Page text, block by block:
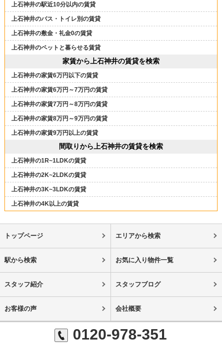
上石神井の駅近10分以内の賃貸
上石神井のバス・トイレ別の賃貸
上石神井の敷金・礼金0の賃貸
上石神井のペットと暮らせる賃貸
家賃から上石神井の賃貸を検索
上石神井の家賃6万円以下の賃貸
上石神井の家賃6万円～7万円の賃貸
上石神井の家賃7万円～8万円の賃貸
上石神井の家賃8万円～9万円の賃貸
上石神井の家賃9万円以上の賃貸
間取りから上石神井の賃貸を検索
上石神井の1R~1LDKの賃貸
上石神井の2K~2LDKの賃貸
上石神井の3K~3LDKの賃貸
上石神井の4K以上の賃貸
トップページ エリアから検索
駅から検索 お気に入り物件一覧
スタッフ紹介 スタッフブログ
お客様の声 会社概要
0120-978-351